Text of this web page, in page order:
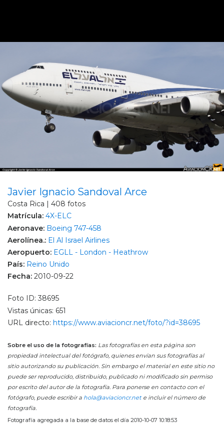
Javier Ignacio Sandoval Arce
Costa Rica | 408 fotos
Matrícula: 4X-ELC
Aeronave: Boeing 747-458
Aerolínea.: El Al Israel Airlines
Aeropuerto: EGLL - London - Heathrow
País: Reino Unido
Fecha: 2010-09-22
Foto ID: 38695
Vistas únicas: 651
URL directo: https://www.aviacioncr.net/foto/?id=38695
Sobre el uso de la fotografías: Las fotografías en esta página son
propiedad intelectual del fotógrafo, quienes envían sus fotografías al
sitio autorizando su publicación. Sin embargo el material en este sitio no
puede ser reproducido, distribuido, publicado ni modificado sin permiso
por escrito del autor de la fotografía. Para ponerse en contacto con el
fotógrafo, puede escribir a hola@aviacioncr.nete incluir el número de
fotografía.
Fotografía agregada a la base de datos el día 2010-10-07 10:18:53